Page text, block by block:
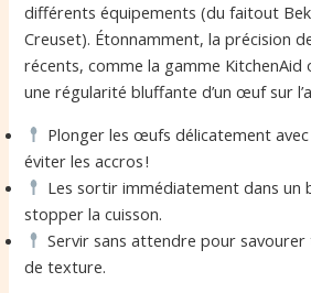
différents équipements (du faitout
Creuset). Étonnamment, la précision
récents, comme la gamme
une régularité bluffante d’un œuf sur
Plonger les œufs délicatement
éviter les accros !
Les sortir immédiatement dans un
stopper la cuisson.
Servir sans attendre pour
de texture.